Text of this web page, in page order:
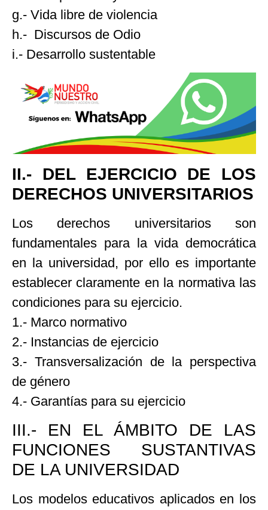
g.- Vida libre de violencia
h.- Discursos de Odio
i.- Desarrollo sustentable
II.- DEL EJERCICIO DE LOS
DERECHOS UNIVERSITARIOS
Los derechos universitarios son
fundamentales para la vida democrática
en la universidad, por ello es importante
establecer claramente en la normativa las
condiciones para su ejercicio.
1.- Marco normativo
2.- Instancias de ejercicio
3.- Transversalización de la perspectiva
de género
4.- Garantías para su ejercicio
III.- EN EL ÁMBITO DE LAS
FUNCIONES SUSTANTIVAS
DE LA UNIVERSIDAD
Los modelos educativos aplicados en los